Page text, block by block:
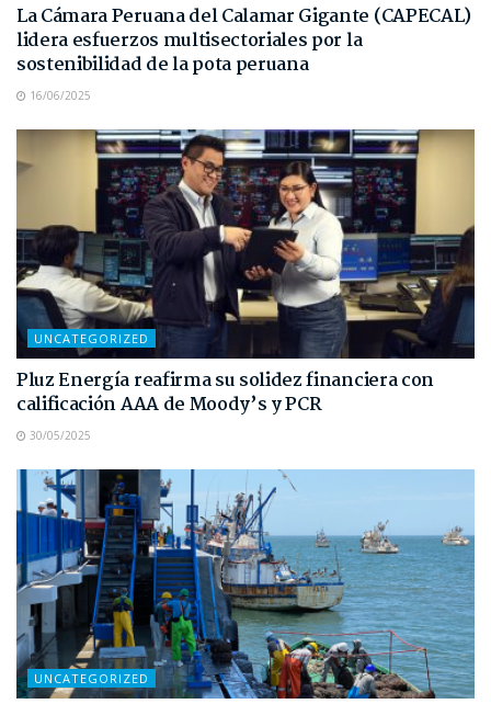
La Cámara Peruana del Calamar Gigante (CAPECAL)
lidera esfuerzos multisectoriales por la
sostenibilidad de la pota peruana
16/06/2025
UNCATEGORIZED
Pluz Energía reafirma su solidez financiera con
calificación AAA de Moody’s y PCR
30/05/2025
UNCATEGORIZED